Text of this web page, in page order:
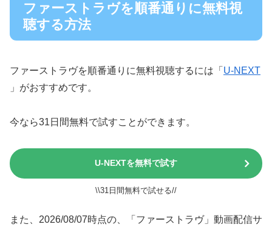
ファーストラヴを順番通りに無料視
聴する方法
ファーストラヴを順番通りに無料視聴するには「 U-NEXT
」がおすすめです。
今なら31日間無料で試すことができます。
U-NEXTを無料で試す
\\31日間無料で試せる//
また、2026/08/07時点の、「ファーストラヴ」動画配信サ